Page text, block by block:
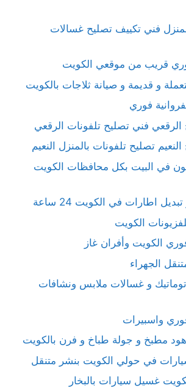
فني تكييف تصليح غسالات
قريب من موقعي الكويت
و قديمة و صيانة ثلاجات بالكويت
فوري
فني تصليح تلفونات الرقعي
تصليح تلفونات بالمنزل النعيم
في البيت بكل محافظات الكويت
اطارات في الكويت 24 ساعة
الكويت
الكويت وأفران غاز
الجهراء
و غسالات ملابس ونشافات
واسبيرات
مطبخ و جولة طباخ و فرن بالكويت
في حولي الكويت بنشر متنقل
غسيل سيارات بالبخار